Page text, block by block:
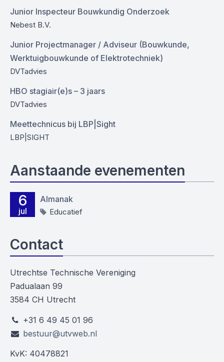
Junior Inspecteur Bouwkundig Onderzoek
Nebest B.V.
Junior Projectmanager / Adviseur (Bouwkunde,
Werktuigbouwkunde of Elektrotechniek)
DVTadvies
HBO stagiair(e)s – 3 jaars
DVTadvies
Meettechnicus bij LBP|Sight
LBP|SIGHT
Aanstaande evenementen
6
jul
Almanak
Educatief
Contact
Utrechtse Technische Vereniging
Padualaan 99
3584 CH Utrecht
+31 6 49 45 01 96
bestuur@utvweb.nl
KvK: 40478821